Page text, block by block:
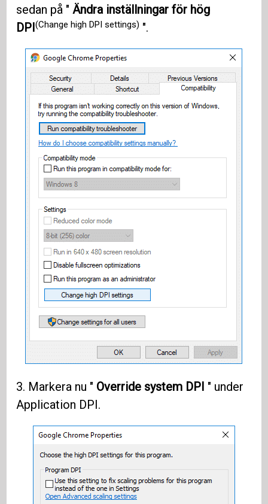
sedan på "Ändra inställningar för hög
DPI(Change high DPI settings) ".
3. Markera nu " Override system DPI " under
Application DPI.